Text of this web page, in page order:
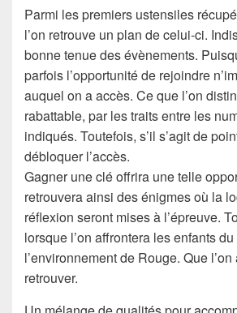
Parmi les premiers ustensiles
l’on retrouve un plan de celui-ci.
bonne tenue des évènements.
parfois l’opportunité de rejoindre
auquel on a accès. Ce que l’on
rabattable, par les traits entre les
indiqués. Toutefois, s’il s’agit de
débloquer l’accès.
Gagner une clé offrira une telle
retrouvera ainsi des énigmes où la
réflexion seront mises à l’épreuve.
lorsque l’on affrontera les enfants
l’environnement de Rouge. Que
retrouver.